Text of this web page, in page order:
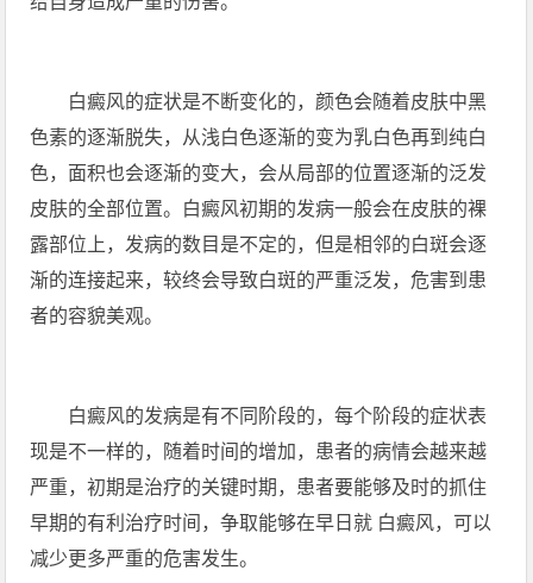
白癜风的症状是不断变化的，颜色会随着皮肤中黑
色素的逐渐脱失，从浅白色逐渐的变为乳白色再到纯白
色，面积也会逐渐的变大，会从局部的位置逐渐的泛发
皮肤的全部位置。白癜风初期的发病一般会在皮肤的裸
露部位上，发病的数目是不定的，但是相邻的白斑会逐
渐的连接起来，较终会导致白斑的严重泛发，危害到患
者的容貌美观。
白癜风的发病是有不同阶段的，每个阶段的症状表
现是不一样的，随着时间的增加，患者的病情会越来越
严重，初期是治疗的关键时期，患者要能够及时的抓住
早期的有利治疗时间，争取能够在早日就 白癜风，可以
减少更多严重的危害发生。